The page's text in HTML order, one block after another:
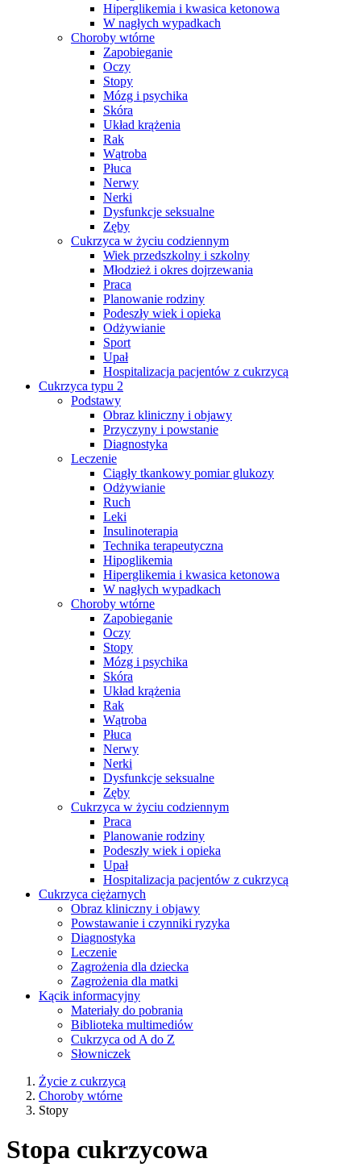
Hiperglikemia i kwasica ketonowa
W nagłych wypadkach
Choroby wtórne
Zapobieganie
Oczy
Stopy
Mózg i psychika
Skóra
Układ krążenia
Rak
Wątroba
Płuca
Nerwy
Nerki
Dysfunkcje seksualne
Zęby
Cukrzyca w życiu codziennym
Wiek przedszkolny i szkolny
Młodzież i okres dojrzewania
Praca
Planowanie rodziny
Podeszły wiek i opieka
Odżywianie
Sport
Upał
Hospitalizacja pacjentów z cukrzycą
Cukrzyca typu 2
Podstawy
Obraz kliniczny i objawy
Przyczyny i powstanie
Diagnostyka
Leczenie
Ciągły tkankowy pomiar glukozy
Odżywianie
Ruch
Leki
Insulinoterapia
Technika terapeutyczna
Hipoglikemia
Hiperglikemia i kwasica ketonowa
W nagłych wypadkach
Choroby wtórne
Zapobieganie
Oczy
Stopy
Mózg i psychika
Skóra
Układ krążenia
Rak
Wątroba
Płuca
Nerwy
Nerki
Dysfunkcje seksualne
Zęby
Cukrzyca w życiu codziennym
Praca
Planowanie rodziny
Podeszły wiek i opieka
Upał
Hospitalizacja pacjentów z cukrzycą
Cukrzyca ciężarnych
Obraz kliniczny i objawy
Powstawanie i czynniki ryzyka
Diagnostyka
Leczenie
Zagrożenia dla dziecka
Zagrożenia dla matki
Kącik informacyjny
Materiały do pobrania
Biblioteka multimediów
Cukrzyca od A do Z
Słowniczek
Życie z cukrzycą
Choroby wtórne
Stopy
Stopa cukrzycowa